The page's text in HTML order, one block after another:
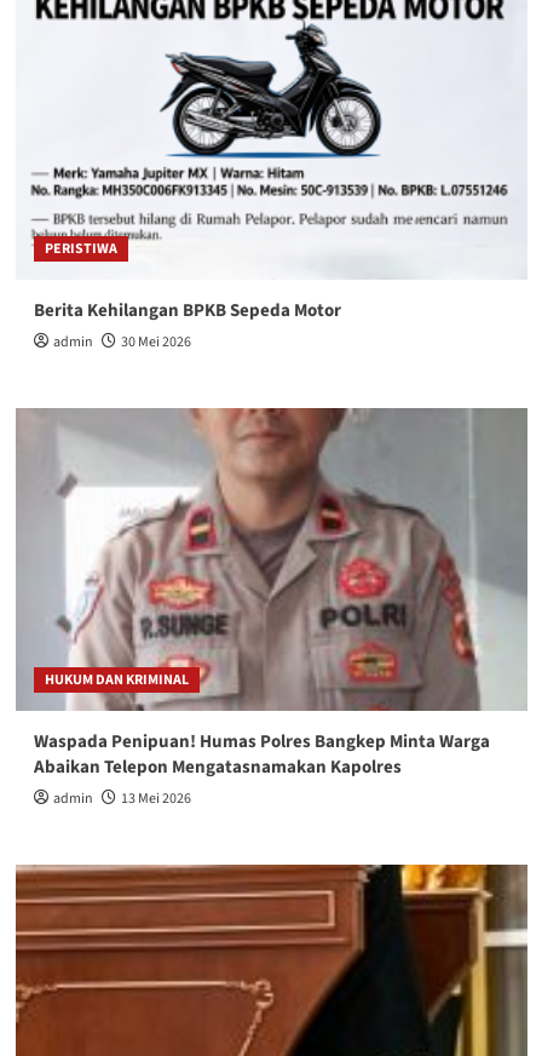
PERISTIWA
Berita Kehilangan BPKB Sepeda Motor
admin 30 Mei 2026
HUKUM DAN KRIMINAL
Waspada Penipuan! Humas Polres Bangkep Minta Warga
Abaikan Telepon Mengatasnamakan Kapolres
admin 13 Mei 2026